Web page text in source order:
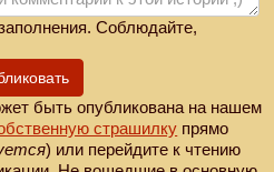
Соблюдайте,
быть опубликована на нашем
страшилку прямо
) или перейдите к чтению